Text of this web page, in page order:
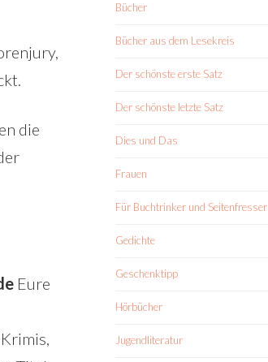
die
Eure
Bücher
Bücher aus dem Lesekreis
Der schönste erste Satz
Der schönste letzte Satz
Dies und Das
Frauen
Für Buchtrinker und Seitenfresser
Gedichte
Geschenktipp
Hörbücher
Jugendliteratur